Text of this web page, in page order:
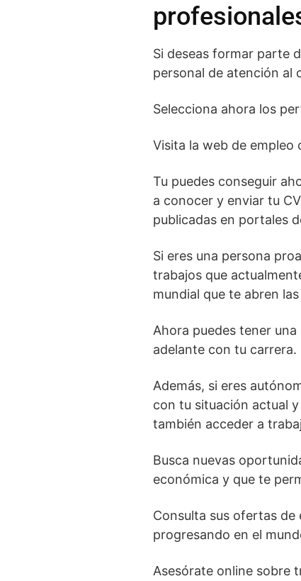
Si deseas formar parte
personal de atención al
Selecciona ahora los
Visita la web de
Tu puedes conseguir
a conocer y enviar tu
publicadas en portales
Si eres una persona
trabajos que
mundial que te abren
Ahora puedes tener
adelante con tu carrera.
Además, si eres
con tu situación actual
también acceder a
Busca nuevas
económica y que te
Consulta sus ofertas de
progresando en el
Asesórate online sobre